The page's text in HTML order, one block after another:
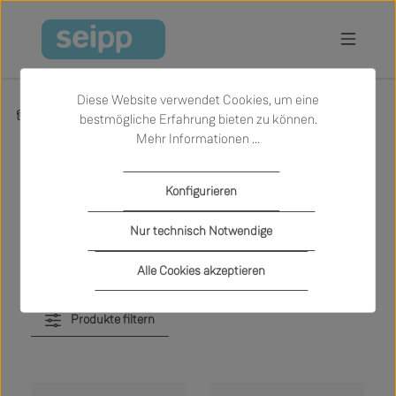
Zum Hauptinhalt springen
Produkte Sale
Sale
Produkte filtern
Diese Website verwendet Cookies, um eine
bestmögliche Erfahrung bieten zu können.
Mehr Informationen ...
Nur technisch Notwendige
Konfigurieren
Alle Cookies akzeptieren